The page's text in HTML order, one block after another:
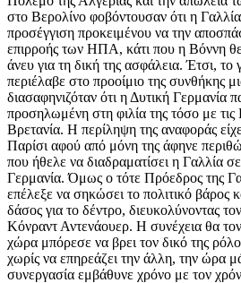
στο Βερολίνο φοβόντουσαν ότι η
προσέγγιση προκειμένου να την
επιρροής των ΗΠΑ, κάτι που η Βόννη
άνευ για τη δική της ασφάλεια. Έτσι, το
περιέλαβε στο προοίμιο της συνθήκης
διασαφηνιζόταν ότι η Δυτική Γερμανία
προσηλωμένη στη φιλία της τόσο με
Βρετανία. Η περίληψη της αναφοράς
Παρίσι αφού από μόνη της άφηνε
που ήθελε να διαδραματίσει η Γαλλία
Γερμανία. Όμως ο τότε Πρόεδρος της
επέλεξε να σηκώσει το πολιτικό βάρος
δάσος για το δέντρο, διευκολύνοντας
Κόνραντ Αντενάουερ. Η συνέχεια θα
χώρα μπόρεσε να βρει τον δικό της
χωρίς να επηρεάζει την άλλη, την ώρα
συνεργασία εμβάθυνε χρόνο με τον